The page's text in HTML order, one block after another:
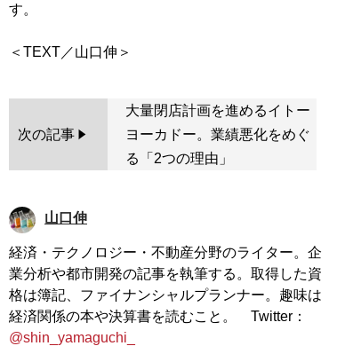
す。
次の記事
大量閉店計画を進めるイトー
ヨーカドー。業績悪化をめぐ
る「2つの理由」
山口伸
経済・テクノロジー・不動産分野のライター。企
業分析や都市開発の記事を執筆する。取得した資
格は簿記、ファイナンシャルプランナー。趣味は
経済関係の本や決算書を読むこと。 Twitter：
@shin_yamaguchi_